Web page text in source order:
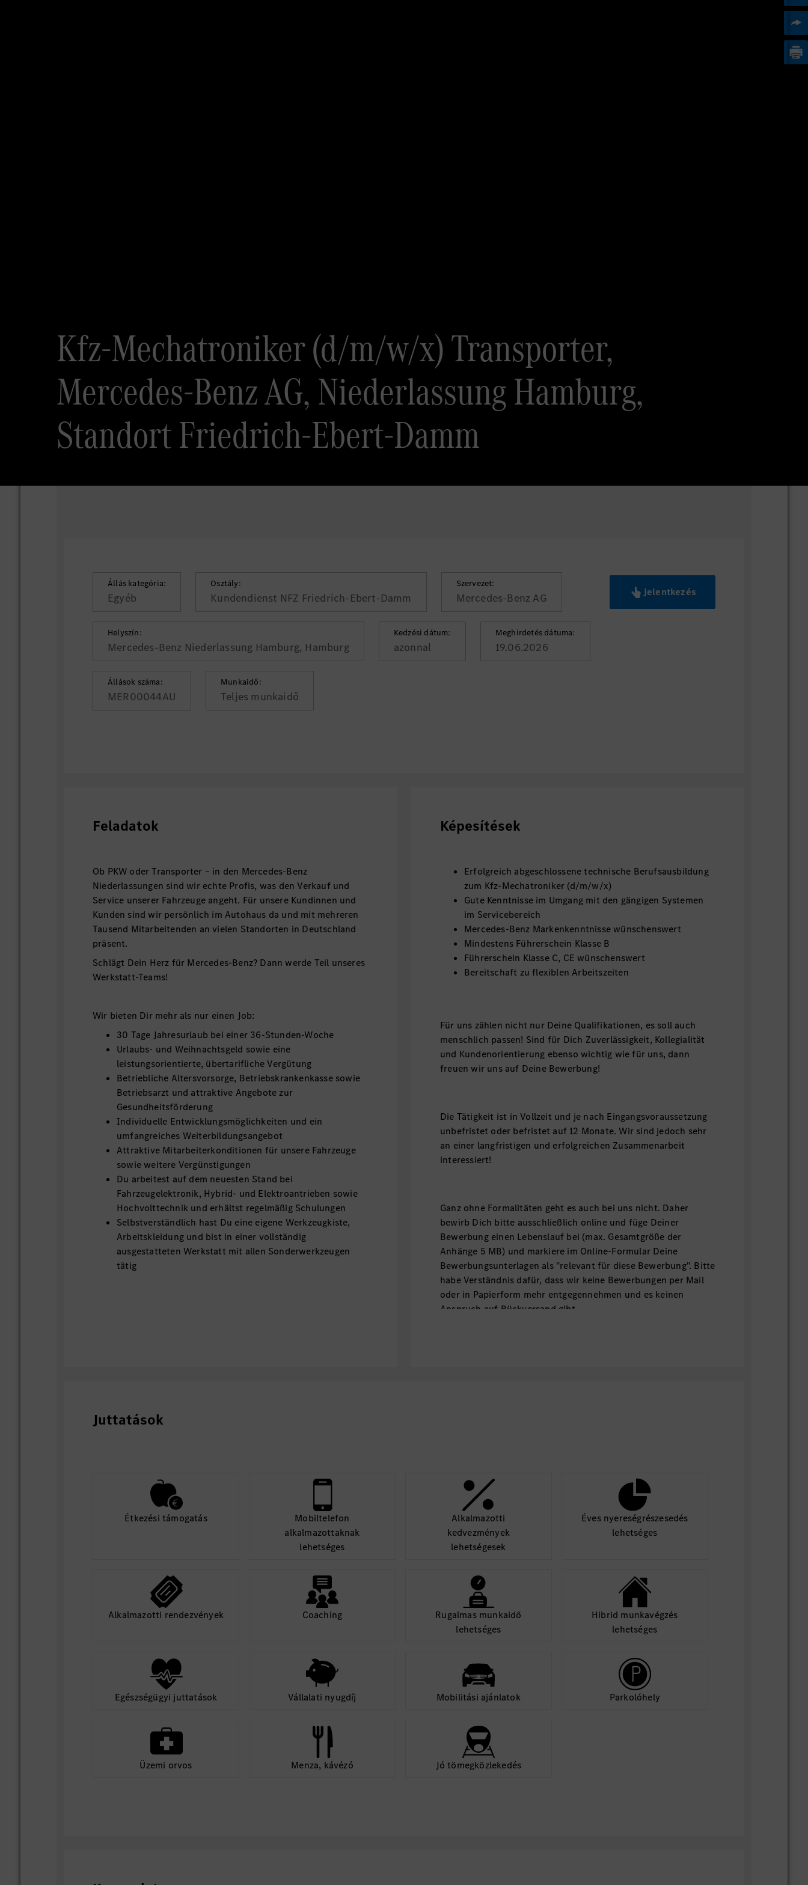
Kfz-Mechatroniker (d/m/w/x) Transporter,
Mercedes-Benz AG, Niederlassung Hamburg,
Standort Friedrich-Ebert-Damm
Állás kategória:
Egyéb
Osztály:
Kundendienst NFZ Friedrich-Ebert-Damm
Szervezet:
Mercedes-Benz AG
Helyszín:
Mercedes-Benz Niederlassung Hamburg, Hamburg
Kedzési dátum:
azonnal
Meghirdetés dátuma:
19.06.2026
Állások száma:
MER00044AU
Munkaidő:
Teljes munkaidő
Jelentkezés
Feladatok
Ob PKW oder Transporter – in den Mercedes-Benz
Niederlassungen sind wir echte Profis, was den Verkauf und
Service unserer Fahrzeuge angeht. Für unsere Kundinnen und
Kunden sind wir persönlich im Autohaus da und mit mehreren
Tausend Mitarbeitenden an vielen Standorten in Deutschland
präsent.
Schlägt Dein Herz für Mercedes-Benz? Dann werde Teil unseres
Werkstatt-Teams!
Wir bieten Dir mehr als nur einen Job:
30 Tage Jahresurlaub bei einer 36-Stunden-Woche
Urlaubs- und Weihnachtsgeld sowie eine
leistungsorientierte, übertarifliche Vergütung
Betriebliche Altersvorsorge, Betriebskrankenkasse sowie
Betriebsarzt und attraktive Angebote zur
Gesundheitsförderung
Individuelle Entwicklungsmöglichkeiten und ein
umfangreiches Weiterbildungsangebot
Attraktive Mitarbeiterkonditionen für unsere Fahrzeuge
sowie weitere Vergünstigungen
Du arbeitest auf dem neuesten Stand bei
Fahrzeugelektronik, Hybrid- und Elektroantrieben sowie
Hochvolttechnik und erhältst regelmäßig Schulungen
Selbstverständlich hast Du eine eigene Werkzeugkiste,
Arbeitskleidung und bist in einer vollständig
ausgestatteten Werkstatt mit allen Sonderwerkzeugen
tätig
Bei Bedarf Filtereinsätze erneuern, Flüssigkeitsstände
Service-Informationssysteme nutzen sowie erforderliche
Befundvermerke auf dem Reparaturauftrag bei Garantie
und Kulanz festlegen
Bei Bedarf Probefahrten durchführen
Fahrzeuge für die Übergabe an die Kundschaft vorbereiten
Képesítések
Erfolgreich abgeschlossene technische Berufsausbildung
zum Kfz-Mechatroniker (d/m/w/x)
Gute Kenntnisse im Umgang mit den gängigen Systemen
im Servicebereich
Mercedes-Benz Markenkenntnisse wünschenswert
Mindestens Führerschein Klasse B
Führerschein Klasse C, CE wünschenswert
Bereitschaft zu flexiblen Arbeitszeiten
Für uns zählen nicht nur Deine Qualifikationen, es soll auch
menschlich passen! Sind für Dich Zuverlässigkeit, Kollegialität
und Kundenorientierung ebenso wichtig wie für uns, dann
freuen wir uns auf Deine Bewerbung!
Die Tätigkeit ist in Vollzeit und je nach Eingangsvoraussetzung
unbefristet oder befristet auf 12 Monate. Wir sind jedoch sehr
an einer langfristigen und erfolgreichen Zusammenarbeit
interessiert!
Ganz ohne Formalitäten geht es auch bei uns nicht. Daher
bewirb Dich bitte ausschließlich online und füge Deiner
Bewerbung einen Lebenslauf bei (max. Gesamtgröße der
Anhänge 5 MB) und markiere im Online-Formular Deine
Bewerbungsunterlagen als "relevant für diese Bewerbung". Bitte
habe Verständnis dafür, dass wir keine Bewerbungen per Mail
oder in Papierform mehr entgegennehmen und es keinen
Anspruch auf Rückversand gibt.
Juttatások
Étkezési támogatás
Mobiltelefon
alkalmazottaknak
lehetséges
Alkalmazotti
kedvezmények
lehetségesek
Éves nyereségrészesedés
lehetséges
Alkalmazotti rendezvények Coaching
Rugalmas munkaidő
lehetséges
Hibrid munkavégzés
lehetséges
Egészségügyi juttatások Vállalati nyugdíj Mobilitási ajánlatok Parkolóhely
Üzemi orvos Menza, kávézó Jó tömegközlekedés